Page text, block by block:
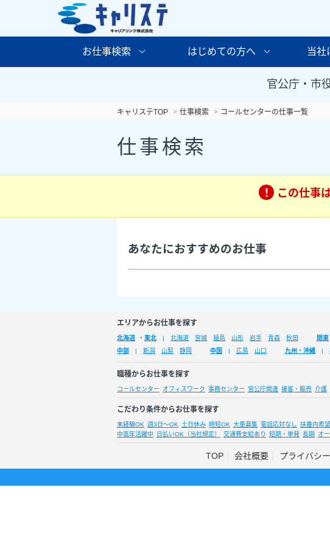
お仕事検索 はじめての方へ 当社
官公庁・市
キャリステTOP 仕事検索 コールセンターの仕事一覧
仕事検索
この仕事
あなたにおすすめのお仕事
エリアからお仕事を探す
北海道 ・ 東北 北海道 宮城 福島 山形 岩手 青森 秋田 関東
中部
新潟 山梨 静岡 中国 広島 山口 九州・沖縄
職種からお仕事を探す
コールセンター オフィスワーク 事務センター 官公庁関連 接客・販売 介護
こだわり条件からお仕事を探す
未経験OK 週3日～OK 土日休み 時短OK 大量募集 電話応対なし 扶養内希望
中高年活躍中
日払いOK（当社規定） 交通費支給あり 短期・単発 長期 オ
TOP 会社概要 プライバシ